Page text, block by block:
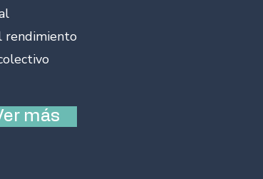
rendimiento
más